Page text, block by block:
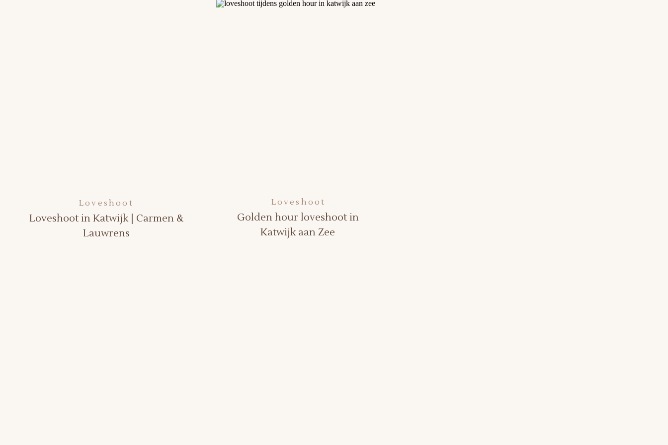
Loveshoot
Golden hour loveshoot in
Katwijk aan Zee
Loveshoot in Katwijk | Carmen &
Lauwrens
Loveshoot